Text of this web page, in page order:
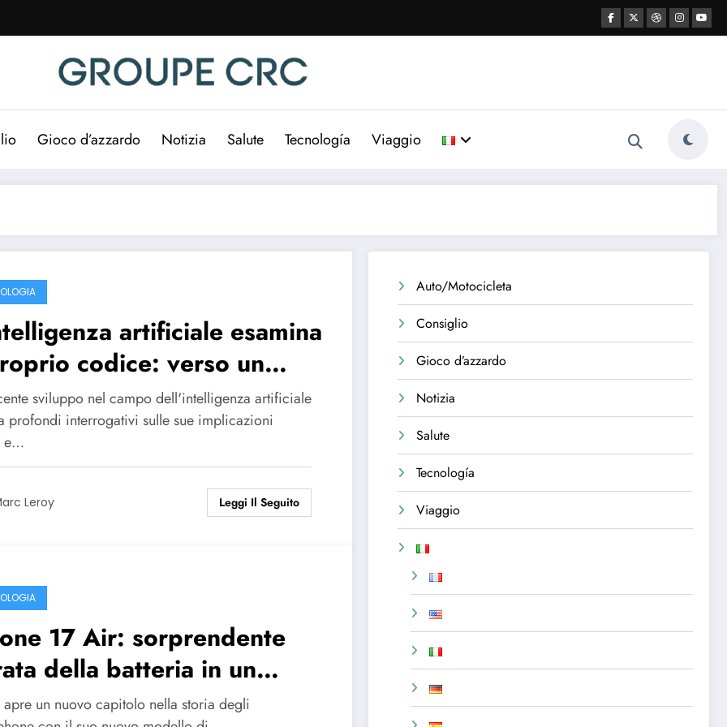
Gioco d’azzardo Notizia Salute Tecnología Viaggio
artificiale esamina
codice: verso un
livello di
sviluppo nel campo dell'intelligenza artificiale
profondi interrogativi sulle sue implicazioni
e…
Leroy Leggi Il Seguito
17 Air: sorprendente
della batteria in un
ultrasottile
un nuovo capitolo nella storia degli
Auto/Motocicleta
Consiglio
Gioco d’azzardo
Notizia
Salute
Tecnología
Viaggio